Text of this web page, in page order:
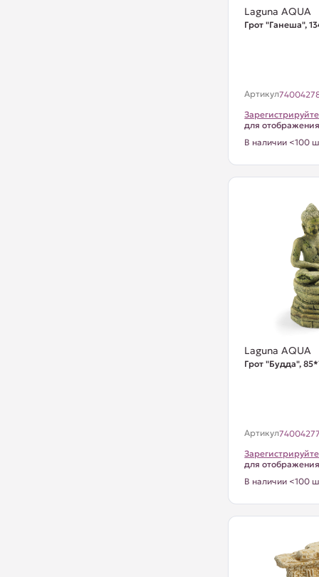
Laguna AQUA
Грот "Ганеша",
Артикул
для
В наличии <100
Laguna AQUA
Грот "Будда",
Артикул
для
В наличии <100